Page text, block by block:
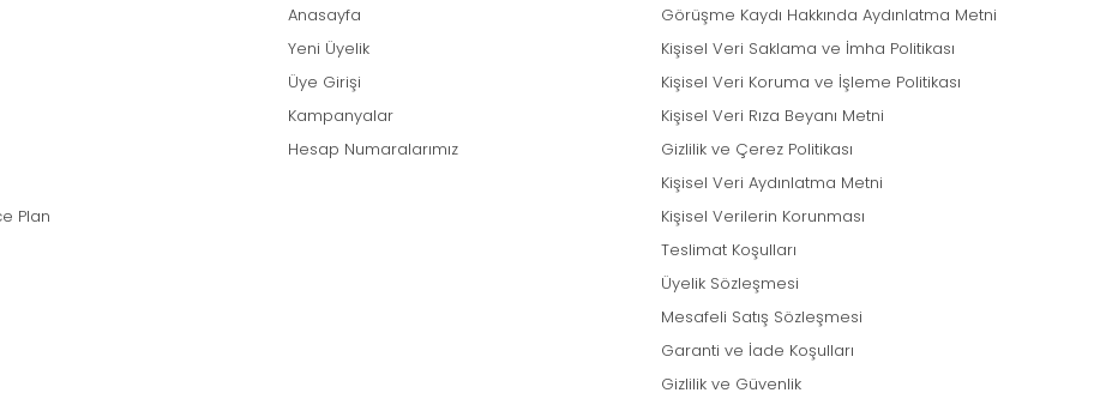
Plan
Anasayfa
Yeni Üyelik
Üye Girişi
Kampanyalar
Hesap Numaralarımız
Görüşme Kaydı Hakkında Aydınlatma Metni
Kişisel Veri Saklama ve İmha Politikası
Kişisel Veri Koruma ve İşleme Politikası
Kişisel Veri Rıza Beyanı Metni
Gizlilik ve Çerez Politikası
Kişisel Veri Aydınlatma Metni
Kişisel Verilerin Korunması
Teslimat Koşulları
Üyelik Sözleşmesi
Mesafeli Satış Sözleşmesi
Garanti ve İade Koşulları
Gizlilik ve Güvenlik